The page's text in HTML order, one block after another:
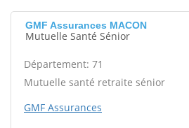
GMF Assurances MACON
Mutuelle Santé Sénior
Département: 71
Mutuelle santé retraite sénior
GMF Assurances